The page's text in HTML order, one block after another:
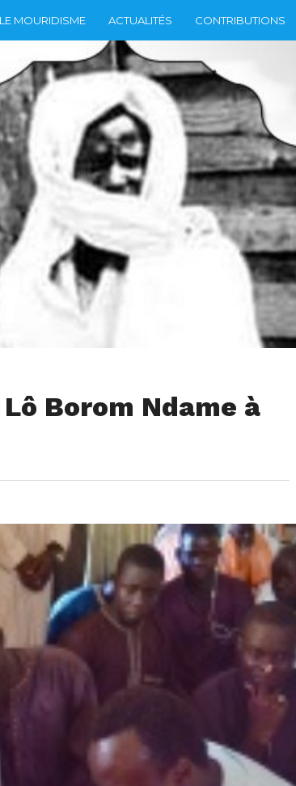
LE MOURIDISME ACTUALITÉS CONTRIBUTIONS
Borom Ndame à